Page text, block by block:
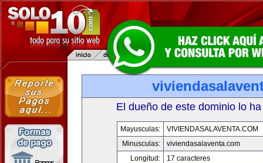
El dueño de este dominio lo
Mayusculas:
VIVIENDASALAVENTA.COM
Minusculas:
viviendasalaventa.com
Longitud:
17 caracteres